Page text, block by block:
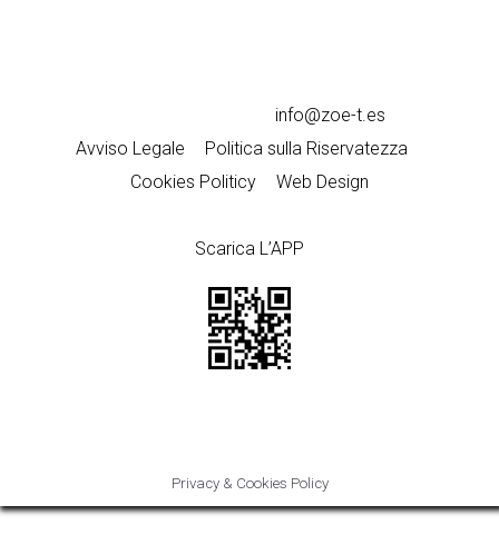
info@zoe-t.es
Avviso Legale
Politica sulla Riservatezza–
Cookies Politicy– Web Design
Scarica L’APP
Privacy & Cookies Policy